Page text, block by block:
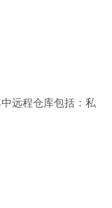
远程仓库包括：私